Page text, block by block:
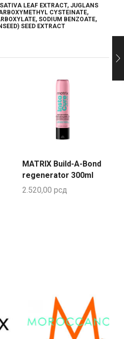
LEAF EXTRACT, JUGLANS
CYSTEINATE,
SODIUM BENZOATE,
SEED EXTRACT
MATRIX Build-A-Bond
regenerator 300ml
2.520,00 рсд